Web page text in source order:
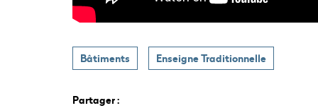
Bâtiments Enseigne Traditionnelle
Partager :